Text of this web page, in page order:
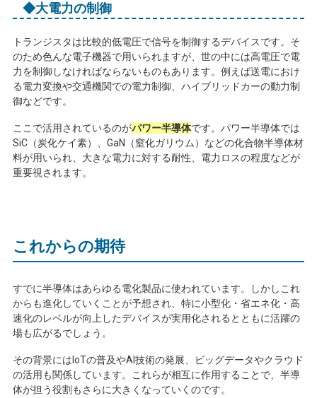
◆大電力の制御
トランジスタは比較的低電圧で信号を制御するデバイスです。そ
のため色んな電子機器で用いられますが、世の中には高電圧で電
力を制御しなければならないものもあります。例えば送電におけ
る電力変換や交通機関での電力制御、ハイブリッドカーの動力制
御などです。
ここで活用されているのがパワー半導体です。パワー半導体では
SiC（炭化ケイ素）、 GaN
（窒化ガリウム）などの化合物半導体材
料が用いられ、大きな電力に対する耐性、電力ロスの程度などが
重要視されます。
これからの期待
すでに半導体はあらゆる電化製品に使われています。しかしこれ
からも進化していくことが予想され、特に小型化・省エネ化・高
速化のレベルが向上したデバイスが実用化されるとともに活躍の
場も広がるでしょう。
その背景には IoTの普及やAI 技術の発展、ビッグデータやクラウド
の活用も関係しています。これらが相互に作用することで、半導
体が担う役割もさらに大きくなっていくのです。